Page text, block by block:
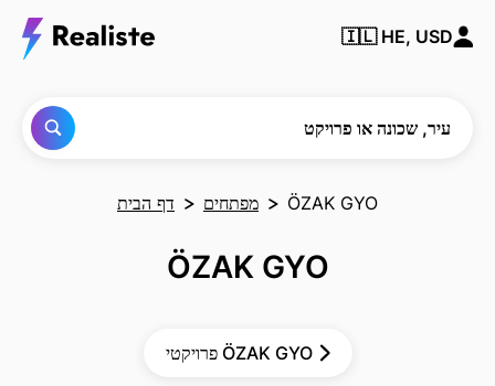
🇮🇱 HE, USD
עיר, שכונה או פרויקט
דף הבית מפתחים ÖZAK GYO
ÖZAK GYO
פרויקטי ÖZAK GYO